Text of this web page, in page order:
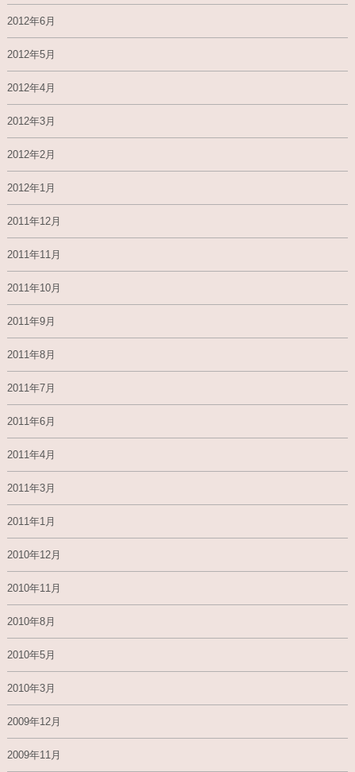
2012年6月
2012年5月
2012年4月
2012年3月
2012年2月
2012年1月
2011年12月
2011年11月
2011年10月
2011年9月
2011年8月
2011年7月
2011年6月
2011年4月
2011年3月
2011年1月
2010年12月
2010年11月
2010年8月
2010年5月
2010年3月
2009年12月
2009年11月